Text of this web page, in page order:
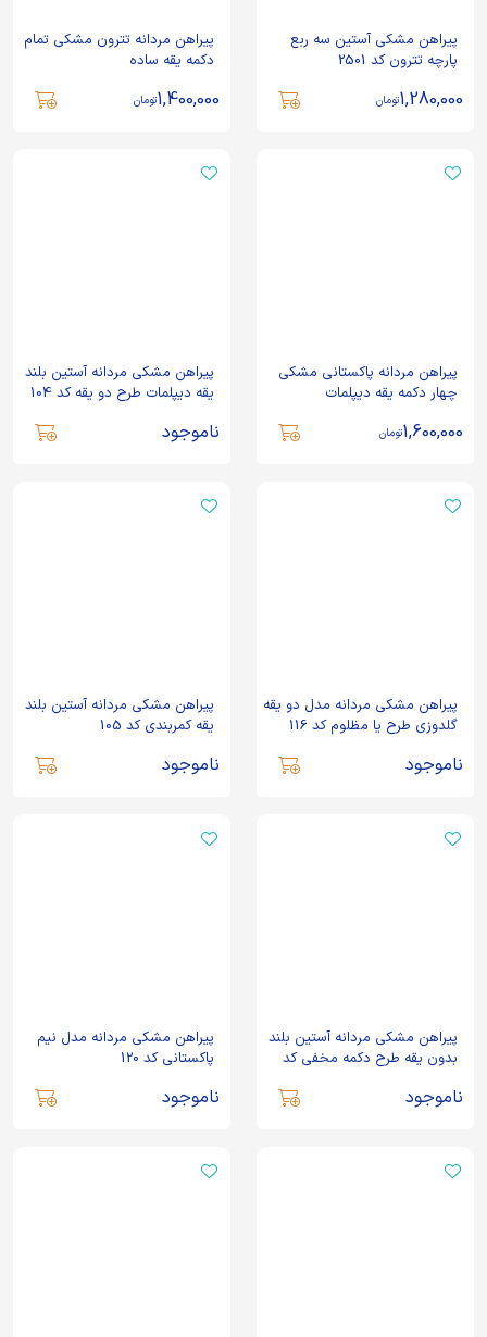
پیراهن مشکی آستین سه ربع
پارچه تترون کد 2501
1,280,000تومان
پیراهن مردانه تترون مشکی تمام
دکمه یقه ساده
1,400,000تومان
پیراهن مردانه پاکستانی مشکی
چهار دکمه یقه دیپلمات
1,600,000تومان
پیراهن مشکی مردانه آستین بلند
یقه دیپلمات طرح دو یقه کد 104
ناموجود
پیراهن مشکی مردانه مدل دو یقه
گلدوزی طرح یا مظلوم کد 116
ناموجود
پیراهن مشکی مردانه آستین بلند
یقه کمربندی کد 105
ناموجود
پیراهن مشکی مردانه آستین بلند
بدون یقه طرح دکمه مخفی کد
ناموجود
پیراهن مشکی مردانه مدل نیم
پاکستانی کد 120
ناموجود